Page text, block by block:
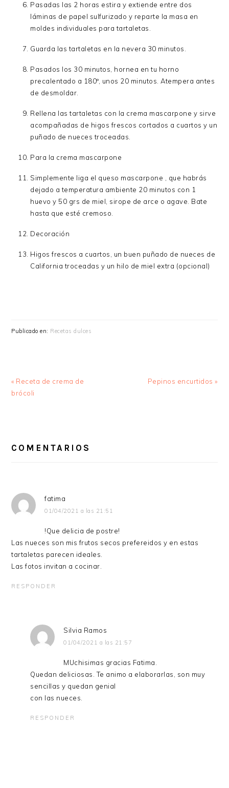
Pasadas las 2 horas estira y extiende entre dos
láminas de papel sulfurizado y reparte la masa en
moldes individuales para tartaletas.
Guarda las tartaletas en la nevera 30 minutos.
Pasados los 30 minutos, hornea en tu horno
precalentado a 180º, unos 20 minutos. Atempera antes
de desmoldar.
Rellena las tartaletas con la crema mascarpone y sirve
acompañadas de higos frescos cortados a cuartos y un
puñado de nueces troceadas.
Para la crema mascarpone
Simplemente liga el queso mascarpone , que habrás
dejado a temperatura ambiente 20 minutos con 1
huevo y 50 grs de miel, sirope de arce o agave. Bate
hasta que esté cremoso.
Decoración
Higos frescos a cuartos, un buen puñado de nueces de
California troceadas y un hilo de miel extra (opcional)
Publicado en: Recetas dulces
Entrada
anterior:
« Receta de crema de
brócoli
Siguiente
Pepinos encurtidos »
CON
COMENTARIOS
fatima
01/04/2021 a las 21:51
!Que delicia de postre!
Las nueces son mis frutos secos prefereidos y en estas
tartaletas parecen ideales.
Las fotos invitan a cocinar.
RESPONDER
Silvia Ramos
01/04/2021 a las 21:57
MUchisimas gracias Fatima.
Quedan deliciosas. Te animo a elaborarlas, son muy
sencillas y quedan genial
con las nueces.
RESPONDER